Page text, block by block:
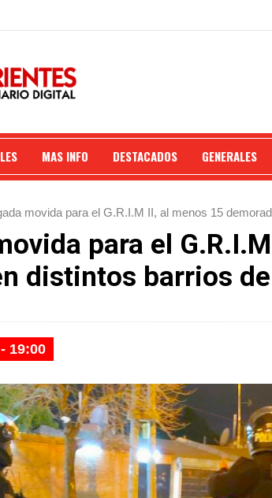
MAS INFO DESTACADOS GENERALES
movida para el G.R.I.M II, al menos 15
para el
distintos barrios
19:00